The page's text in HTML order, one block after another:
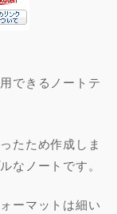
できるノートテ
たため作成しま
なノートです。
ーマットは細い